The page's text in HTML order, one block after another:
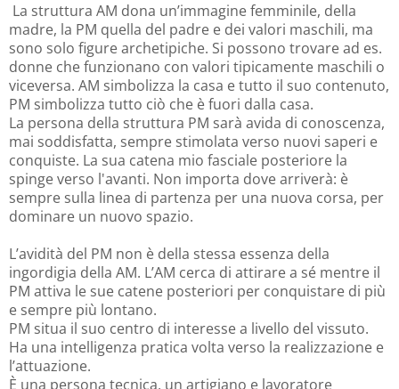
La struttura AM dona un’immagine femminile, della
madre, la PM quella del padre e dei valori maschili, ma
sono solo figure archetipiche. Si possono trovare ad es.
donne che funzionano con valori tipicamente maschili o
viceversa. AM simbolizza la casa e tutto il suo contenuto,
PM simbolizza tutto ciò che è fuori dalla casa.
La persona della struttura PM sarà avida di conoscenza,
mai soddisfatta, sempre stimolata verso nuovi saperi e
conquiste. La sua catena mio fasciale posteriore la
spinge verso l'avanti. Non importa dove arriverà: è
sempre sulla linea di partenza per una nuova corsa, per
dominare un nuovo spazio.
L’avidità del PM non è della stessa essenza della
ingordigia della AM. L’AM cerca di attirare a sé mentre il
PM attiva le sue catene posteriori per conquistare di più
e sempre più lontano.
PM situa il suo centro di interesse a livello del vissuto.
Ha una intelligenza pratica volta verso la realizzazione e
l’attuazione.
È una persona tecnica, un artigiano e lavoratore